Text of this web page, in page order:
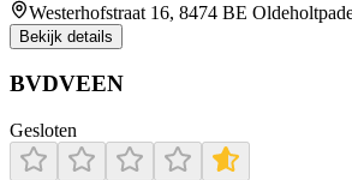
Westerhofstraat 16, 8474 BE
Bekijk details
BVDVEEN
Gesloten